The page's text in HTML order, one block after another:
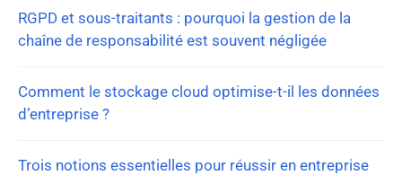
RGPD et sous-traitants : pourquoi la gestion de la
chaîne de responsabilité est souvent négligée
Comment le stockage cloud optimise-t-il les données
d’entreprise ?
Trois notions essentielles pour réussir en entreprise